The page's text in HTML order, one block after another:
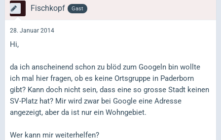
Fischkopf Gast
28. Januar 2014
Hi,
da ich anscheinend schon zu blöd zum Googeln bin wollte
ich mal hier fragen, ob es keine Ortsgruppe in Paderborn
gibt? Kann doch nicht sein, dass eine so grosse Stadt keinen
SV-Platz hat? Mir wird zwar bei Google eine Adresse
angezeigt, aber da ist nur ein Wohngebiet.
Wer kann mir weiterhelfen?